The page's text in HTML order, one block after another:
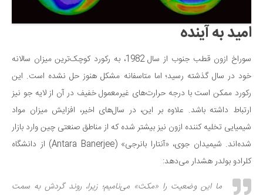
امید به آینده
سوراخ ازون قطب جنوب از سال 1982، به رکورد کوچک‌ترین میزان سالانه
خود در سال گذشته رسید؛ اما متاسفانه مشکل هنوز حل نشده است. این
رکورد ممکن است با درجه حرارت‌های غیرمعمول خفیف در آن از لایه جو نیز
ارتباط داشته باشد. علاوه بر این، در سال‌های اخیر، افزایش میزان مواد
شیمیایی تخلیه کننده ازون نیز بیشتر شده که از مناطق صنعتی چین وارد بازار
شده‌اند. شیمیدان جوی، «آنتارا بانرجی» (Antara Banerjee) از دانشگاه
کلرادو بولدر هشدار می‌دهد:
ما این وضعیت را «مکث» می‌نامیم؛ زیرا، روند گردش به سمت